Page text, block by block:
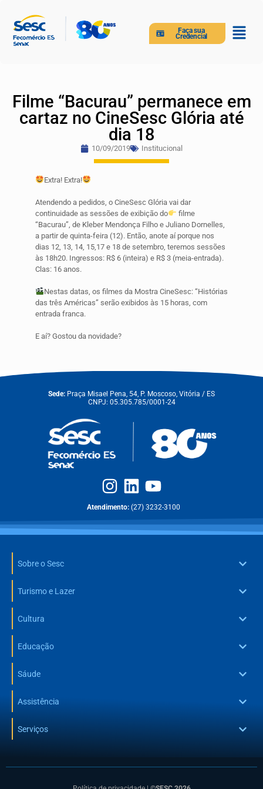
Faça sua
Credencial
Filme “Bacurau” permanece em
cartaz no CineSesc Glória até
dia 18
10/09/2019 Institucional
Extra! Extra!
Atendendo a pedidos, o CineSesc Glória vai dar
continuidade as sessões de exibição do
filme
“Bacurau”, de Kleber Mendonça Filho e Juliano Dornelles,
a partir de quinta-feira (12). Então, anote aí porque nos
dias 12, 13, 14, 15,17 e 18 de setembro, teremos sessões
às 18h20. Ingressos: R$ 6 (inteira) e R$ 3 (meia-entrada).
Clas: 16 anos.
Nestas datas, os filmes da Mostra CineSesc: “Histórias
das três Américas” serão exibidos às 15 horas, com
entrada franca.
E aí? Gostou da novidade?
Sede: Praça Misael Pena, 54, P. Moscoso, Vitória / ES
CNPJ: 05.305.785/0001-24
Atendimento: (27) 3232-3100
Sobre o Sesc
Turismo e Lazer
Cultura
Educação
Sáude
Assistência
Serviços